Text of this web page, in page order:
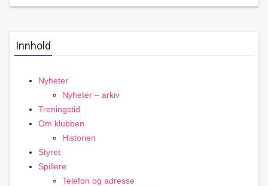
Innhold
Nyheter
Nyheter – arkiv
Treningstid
Om klubben
Historien
Styret
Spillere
Telefon og adresse